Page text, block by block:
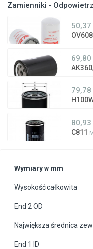
Zamienniki -
50,37
69,80
79,78
80,93
C811
Wymiary w mm
Wysokość całkowita
End 2 OD
Największa średnica
End 1 ID